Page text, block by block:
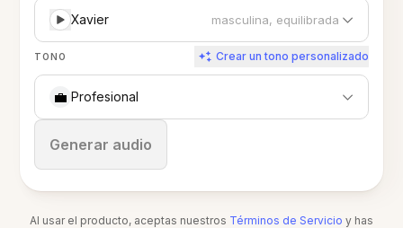
Xavier masculina, equilibrada
TONO Crear un tono personalizado
💼 Profesional
Generar audio
Detener
Al usar el producto, aceptas nuestros Términos de Servicio y has